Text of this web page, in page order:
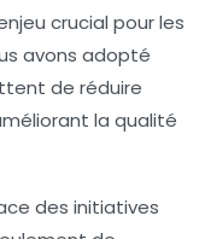
crucial pour les
avons adopté
de réduire
la qualité
des initiatives